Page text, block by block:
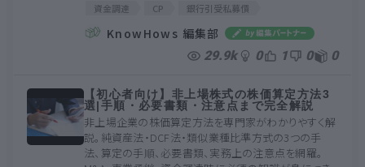
資金調達 CP
銀行引受私募債
少人数私募債
証券保管振替機構
公募債 投資家
KnowHows 編集部
29.9k 0 1 0 0
【初心者向け】非上場株式の株価算定方法3
選|手順・必要書類・注意点まで完全解説
非上場企業の株価算定方法を専門家がわかりやすく解
説。純資産法・DCF法・類似業種比準方式の3つの手
法、算定の手順、必要書類、実務上の注意点を網羅。